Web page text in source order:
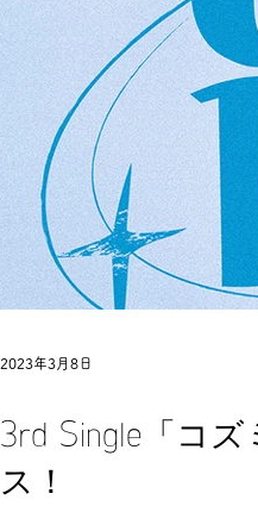
3rd Single「コ
ス！
2023年3月8日